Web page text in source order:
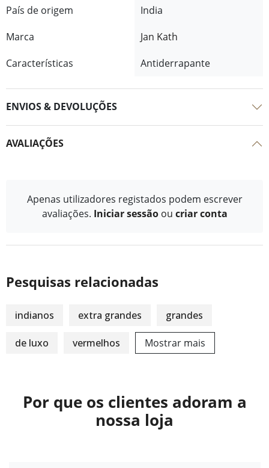
País de origem
India
Marca
Jan Kath
Características
Antiderrapante
ENVIOS & DEVOLUÇÕES
AVALIAÇÕES
Apenas utilizadores registados podem escrever
avaliações. Iniciar sessão ou criar conta
Pesquisas relacionadas
indianos extra grandes grandes
de luxo vermelhos Mostrar mais
Por que os clientes adoram a
nossa loja